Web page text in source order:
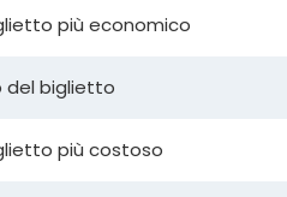
più economico
del biglietto
più costoso